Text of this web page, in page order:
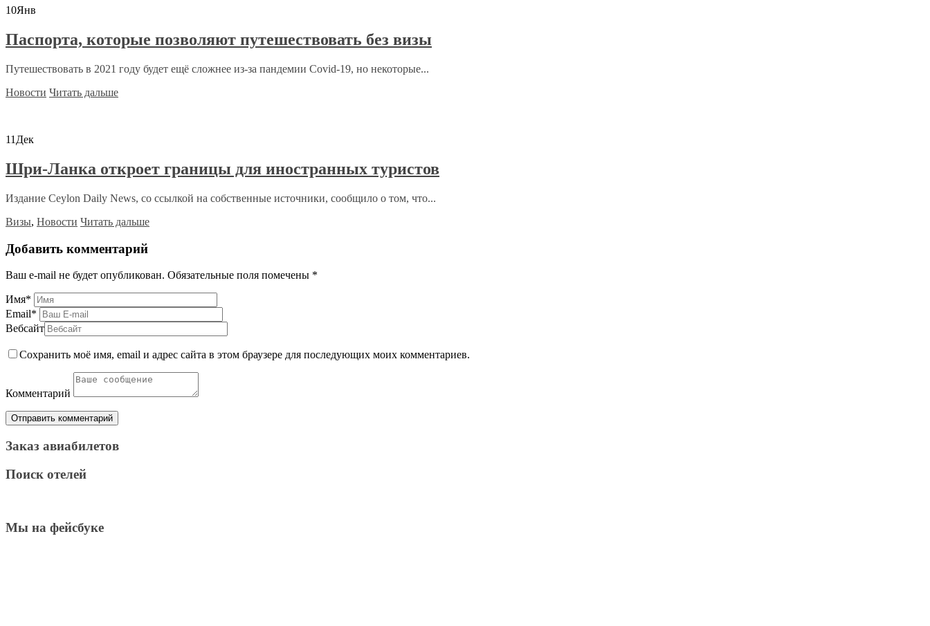
10Янв
Паспорта, которые позволяют путешествовать без визы
Путешествовать в 2021 году будет ещё сложнее из-за пандемии Covid-19, но некоторые...
Новости Читать дальше
11 Дек
Шри-Ланка откроет границы для иностранных туристов
Издание Ceylon Daily News, со ссылкой на собственные источники, сообщило о том, что...
Визы, Новости Читать дальше
Добавить комментарий
Ваш e-mail не будет опубликован. Обязательные поля помечены *
Имя*
Email*
Вебсайт
Сохранить моё имя, email и адрес сайта в этом браузере для последующих моих комментариев.
Комментарий
Заказ авиабилетов
Поиск отелей
Мы на фейсбуке